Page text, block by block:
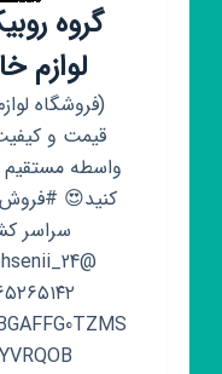
گروه
لوازم
(فروشگاه
قیمت و
واسطه مستقیم
کنید😍
سراسر